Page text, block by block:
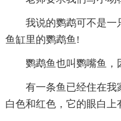
我说的鹦鹉可不是一
鱼缸里的鹦鹉鱼!
鹦鹉鱼也叫鹦嘴鱼，
有一条鱼已经住在我
白色和红色，它的眼白上